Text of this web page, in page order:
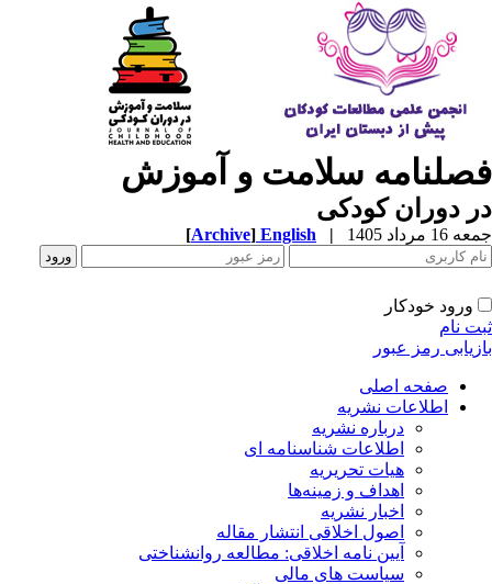
سلامت و آموزش
دوران کودکی
مرداد 1405 |
English
[Archive]
ورود خودکار
نام
رمز عبور
صفحه اصلی
اطلاعات نشریه
درباره نشریه
اطلاعات شناسنامه ای
هیات تحریریه
اهداف و زمینه‌ها
اخبار نشریه
اصول اخلاقی انتشار مقاله
آیین نامه اخلاقی: مطالعه روانشناختی
سیاست های مالی